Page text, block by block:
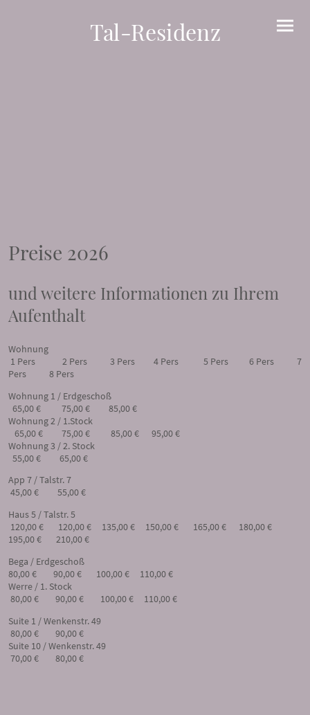
Tal-Residenz
Preise 2026
und weitere Informationen zu Ihrem
Aufenthalt
Wohnung
1 Pers 2 Pers 3 Pers 4 Pers 5 Pers 6 Pers 7
Pers 8 Pers
Wohnung 1 / Erdgeschoß
65,00 € 75,00 € 85,00 €
Wohnung 2 / 1.Stock
65,00 € 75,00 € 85,00 € 95,00 €
Wohnung 3 / 2. Stock
55,00 € 65,00 €
App 7 / Talstr. 7
45,00 € 55,00 €
Haus 5 / Talstr. 5
120,00 € 120,00 € 135,00 € 150,00 € 165,00 € 180,00 €
195,00 € 210,00 €
Bega / Erdgeschoß
80,00 € 90,00 € 100,00 € 110,00 €
Werre / 1. Stock
80,00 € 90,00 € 100,00 € 110,00 €
Suite 1 / Wenkenstr. 49
80,00 € 90,00 €
Suite 10 / Wenkenstr. 49
70,00 € 80,00 €